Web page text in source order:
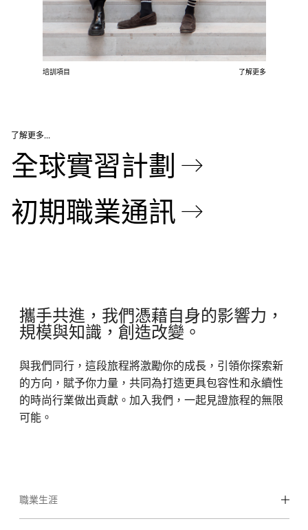
培訓項目 了解更多
了解更多…
全球實習計劃 →
初期職業通訊 →
攜手共進，我們憑藉自身的影響力，
規模與知識，創造改變。
與我們同行，這段旅程將激勵你的成長，引領你探索新
的方向，賦予你力量，共同為打造更具包容性和永續性
的時尚行業做出貢獻。加入我們，一起見證旅程的無限
可能。
職業生涯